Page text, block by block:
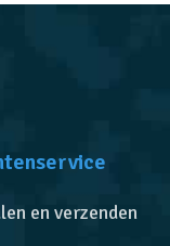
en verzenden